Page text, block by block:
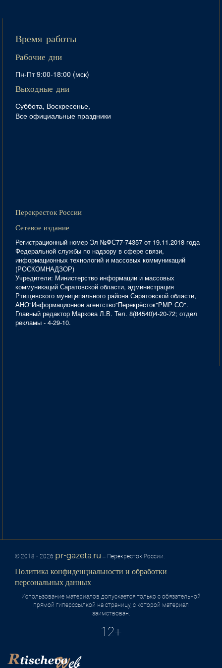
Время работы
Рабочие дни
Пн-Пт 9:00-18:00 (мск)
Выходные дни
Суббота, Воскресенье,
Все официальные праздники
Перекресток России
Сетевое издание
Регистрационный номер Эл №ФС77-74357 от 19.11.2018 года
Федеральной службы по надзору в сфере связи,
информационных технологий и массовых коммуникаций
(РОСКОМНАДЗОР)
Учредители: Министерство информации и массовых
коммуникаций Саратовской области, администрация
Ртищевского муниципального района Саратовской области,
АНО"Информационное агентство"Перекрёсток"РМР СО".
Главный редактор Маркова Л.В. Тел. 8(84540)4-20-72; отдел
рекламы - 4-29-10.
© 2018 - 2026 pr-gazeta.ru – Перекресток России.
Политика конфиденциальности и обработки
персональных данных
Использование материалов допускается только с обязательной
прямой гиперссылкой на страницу, с которой материал
заимствован.
12+